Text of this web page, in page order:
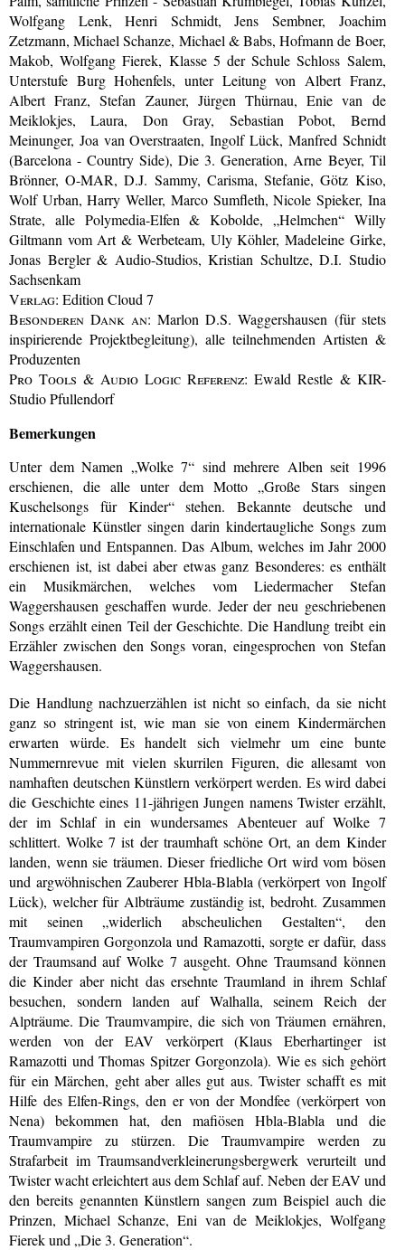
Wolfgang Lenk, Henri Schmidt, Jens Sembner, Joachim
Zetzmann, Michael Schanze, Michael & Babs, Hofmann de Boer,
Makob, Wolfgang Fierek, Klasse 5 der Schule Schloss Salem,
Unterstufe Burg Hohenfels, unter Leitung von Albert Franz,
Albert Franz, Stefan Zauner, Jürgen Thürnau, Enie van de
Meiklokjes, Laura, Don Gray, Sebastian Pobot, Bernd
Meinunger, Joa van Overstraaten, Ingolf Lück, Manfred Schnidt
(Barcelona - Country Side), Die 3. Generation, Arne Beyer, Til
Brönner, O-MAR, D.J. Sammy, Carisma, Stefanie, Götz Kiso,
Wolf Urban, Harry Weller, Marco Sumfleth, Nicole Spieker, Ina
Strate, alle Polymedia-Elfen & Kobolde, „Helmchen“ Willy
Giltmann vom Art & Werbeteam, Uly Köhler, Madeleine Girke,
Jonas Bergler & Audio-Studios, Kristian Schultze, D.I. Studio
Sachsenkam
Verlag: Edition Cloud 7
Besonderen Dank an: Marlon D.S. Waggershausen (für stets
inspirierende Projektbegleitung), alle teilnehmenden Artisten &
Produzenten
Pro Tools & Audio Logic Referenz: Ewald Restle & KIR-
Studio Pfullendorf
Bemerkungen
Unter dem Namen „Wolke 7“ sind mehrere Alben seit 1996
erschienen, die alle unter dem Motto „Große Stars singen
Kuschelsongs für Kinder“ stehen. Bekannte deutsche und
internationale Künstler singen darin kindertaugliche Songs zum
Einschlafen und Entspannen. Das Album, welches im Jahr 2000
erschienen ist, ist dabei aber etwas ganz Besonderes: es enthält
ein Musikmärchen, welches vom Liedermacher Stefan
Waggershausen geschaffen wurde. Jeder der neu geschriebenen
Songs erzählt einen Teil der Geschichte. Die Handlung treibt ein
Erzähler zwischen den Songs voran, eingesprochen von Stefan
Waggershausen.
Die Handlung nachzuerzählen ist nicht so einfach, da sie nicht
ganz so stringent ist, wie man sie von einem Kindermärchen
erwarten würde. Es handelt sich vielmehr um eine bunte
Nummernrevue mit vielen skurrilen Figuren, die allesamt von
namhaften deutschen Künstlern verkörpert werden. Es wird dabei
die Geschichte eines 11-jährigen Jungen namens Twister erzählt,
der im Schlaf in ein wundersames Abenteuer auf Wolke 7
schlittert. Wolke 7 ist der traumhaft schöne Ort, an dem Kinder
landen, wenn sie träumen. Dieser friedliche Ort wird vom bösen
und argwöhnischen Zauberer Hbla-Blabla (verkörpert von Ingolf
Lück), welcher für Albträume zuständig ist, bedroht. Zusammen
mit seinen „widerlich abscheulichen Gestalten“, den
Traumvampiren Gorgonzola und Ramazotti, sorgte er dafür, dass
der Traumsand auf Wolke 7 ausgeht. Ohne Traumsand können
die Kinder aber nicht das ersehnte Traumland in ihrem Schlaf
besuchen, sondern landen auf Walhalla, seinem Reich der
Alpträume. Die Traumvampire, die sich von Träumen ernähren,
werden von der EAV verkörpert (Klaus Eberhartinger ist
Ramazotti und Thomas Spitzer Gorgonzola). Wie es sich gehört
für ein Märchen, geht aber alles gut aus. Twister schafft es mit
Hilfe des Elfen-Rings, den er von der Mondfee (verkörpert von
Nena) bekommen hat, den mafiösen Hbla-Blabla und die
Traumvampire zu stürzen. Die Traumvampire werden zu
Strafarbeit im Traumsandverkleinerungsbergwerk verurteilt und
Twister wacht erleichtert aus dem Schlaf auf. Neben der EAV und
den bereits genannten Künstlern sangen zum Beispiel auch die
Prinzen, Michael Schanze, Eni van de Meiklokjes, Wolfgang
Fierek und „Die 3. Generation“.